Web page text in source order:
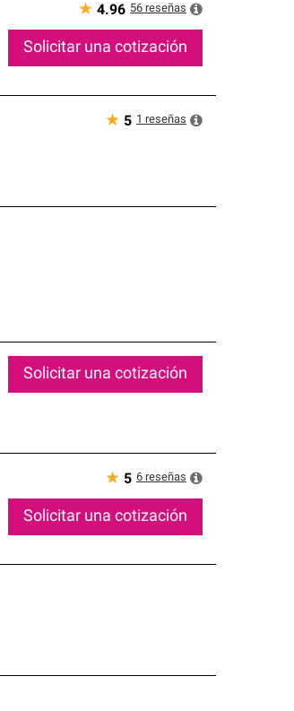
★ 4.96 56 reseñas
Solicitar una cotización
★ 5 1 reseñas
Solicitar una cotización
★ 5 6 reseñas
Solicitar una cotización